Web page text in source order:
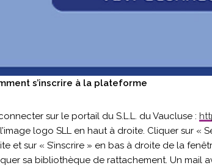
s’inscrire à la plateforme
sur le portail du S.L.L. du Vaucluse :
logo SLL en haut à droite. Cliquer sur «
et sur « S’inscrire » en bas à droite de la
sa bibliothèque de rattachement. Un mail